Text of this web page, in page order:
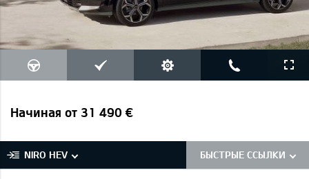
Начиная от 31 490 €
NIRO HEV БЫСТРЫЕ ССЫЛКИ